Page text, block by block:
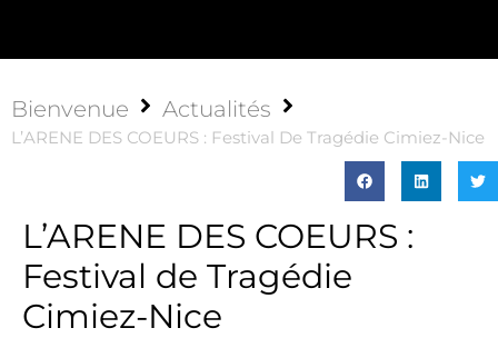
Bienvenue Actualités
L’ARENE DES COEURS : Festival De Tragédie Cimiez-Nice
L’ARENE DES COEURS :
Festival de Tragédie
Cimiez-Nice